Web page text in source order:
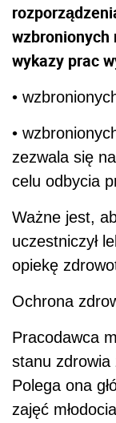
wzbronionych
wykazy prac
•
•
zezwala się
celu odbycia
Ważne jest,
uczestniczył
opiekę
Ochrona
Pracodawca
stanu zdrowia
Polega ona
zajęć